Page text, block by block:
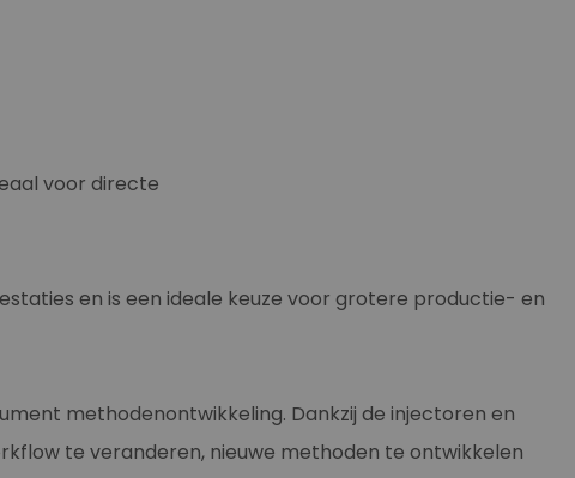
voor directe
en is een ideale keuze voor grotere productie- en
methodenontwikkeling. Dankzij de injectoren en
te veranderen, nieuwe methoden te ontwikkelen